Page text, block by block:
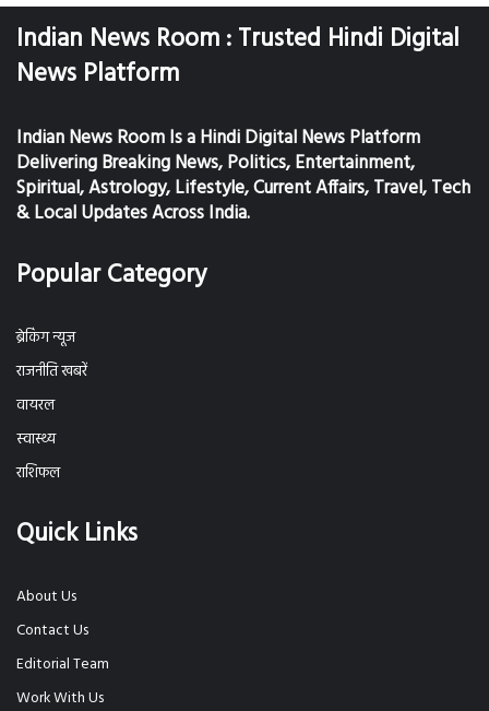
Indian News Room : Trusted Hindi Digital
News Platform
Indian News Room Is a Hindi Digital News Platform
Delivering Breaking News, Politics, Entertainment,
Spiritual, Astrology, Lifestyle, Current Affairs, Travel, Tech
& Local Updates Across India.
Popular Category
ब्रेकिंग न्यूज
राजनीति खबरें
वायरल
स्वास्थ्य
राशिफल
Quick Links
About Us
Contact Us
Editorial Team
Work With Us